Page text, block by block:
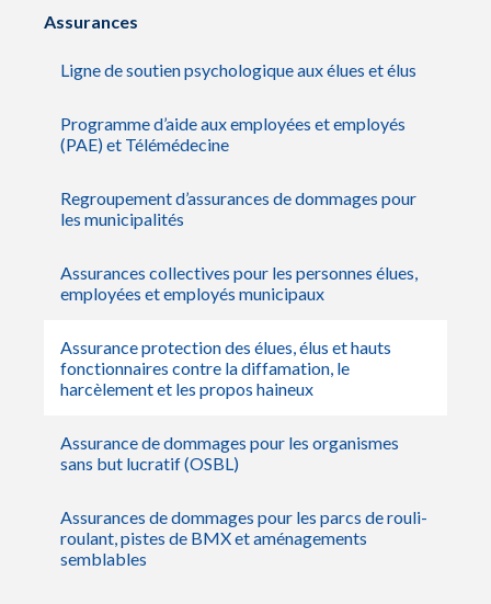
Assurances
Ligne de soutien psychologique aux élues et élus
Programme d’aide aux employées et employés
(PAE) et Télémédecine
Regroupement d’assurances de dommages pour
les municipalités
Assurances collectives pour les personnes élues,
employées et employés municipaux
Assurance protection des élues, élus et hauts
fonctionnaires contre la diffamation, le
harcèlement et les propos haineux
Assurance de dommages pour les organismes
sans but lucratif (OSBL)
Assurances de dommages pour les parcs de rouli-
roulant, pistes de BMX et aménagements
semblables